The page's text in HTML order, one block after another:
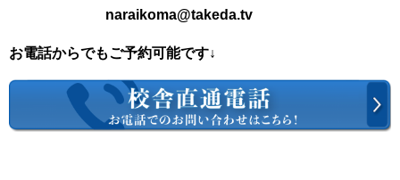
naraikoma@takeda.tv
お電話からでもご予約可能です↓